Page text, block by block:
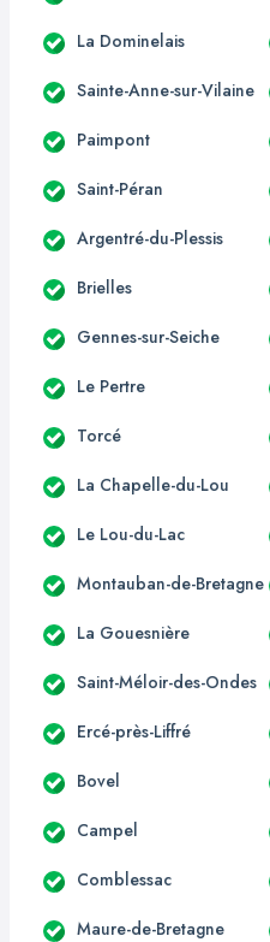
La Dominelais
Sainte-Anne-sur-Vilaine
Paimpont
Saint-Péran
Argentré-du-Plessis
Brielles
Gennes-sur-Seiche
Le Pertre
Torcé
La Chapelle-du-Lou
Le Lou-du-Lac
Montauban-de-Bretagne
La Gouesnière
Saint-Méloir-des-Ondes
Ercé-près-Liffré
Bovel
Campel
Comblessac
Maure-de-Bretagne